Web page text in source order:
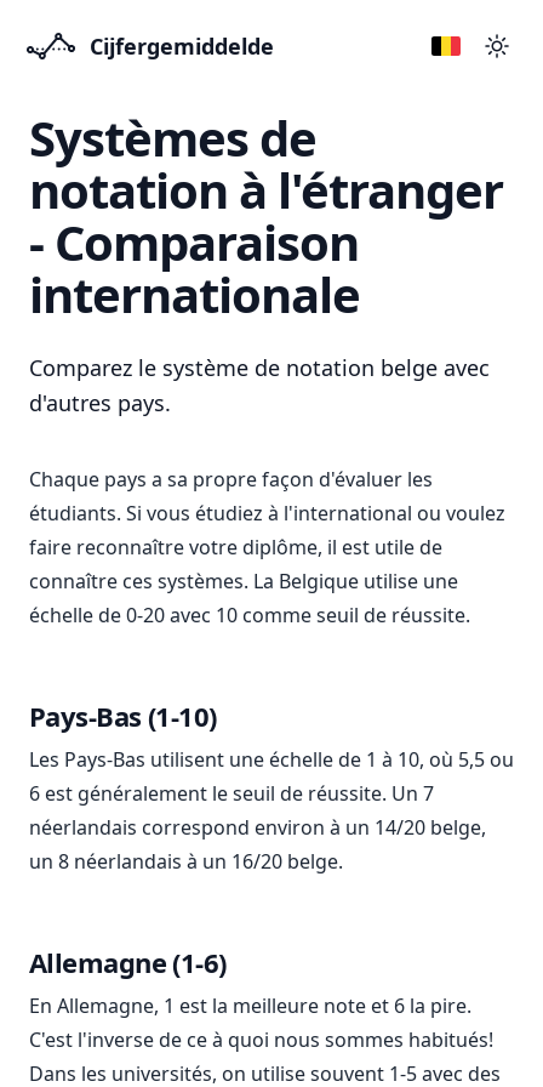
Cijfergemiddelde
Systèmes de
notation à l'étranger
- Comparaison
internationale
Comparez le système de notation belge avec
d'autres pays.
Chaque pays a sa propre façon d'évaluer les
étudiants. Si vous étudiez à l'international ou voulez
faire reconnaître votre diplôme, il est utile de
connaître ces systèmes. La Belgique utilise une
échelle de 0-20 avec 10 comme seuil de réussite.
Pays-Bas (1-10)
Les Pays-Bas utilisent une échelle de 1 à 10, où 5,5 ou
6 est généralement le seuil de réussite. Un 7
néerlandais correspond environ à un 14/20 belge,
un 8 néerlandais à un 16/20 belge.
Allemagne (1-6)
En Allemagne, 1 est la meilleure note et 6 la pire.
C'est l'inverse de ce à quoi nous sommes habitués!
Dans les universités, on utilise souvent 1-5 avec des